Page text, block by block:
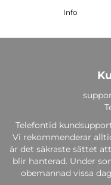
Info
Telefontid
Vi rekommenderar
är det säkraste sättet
blir hanterad. Under
obemannad vissa